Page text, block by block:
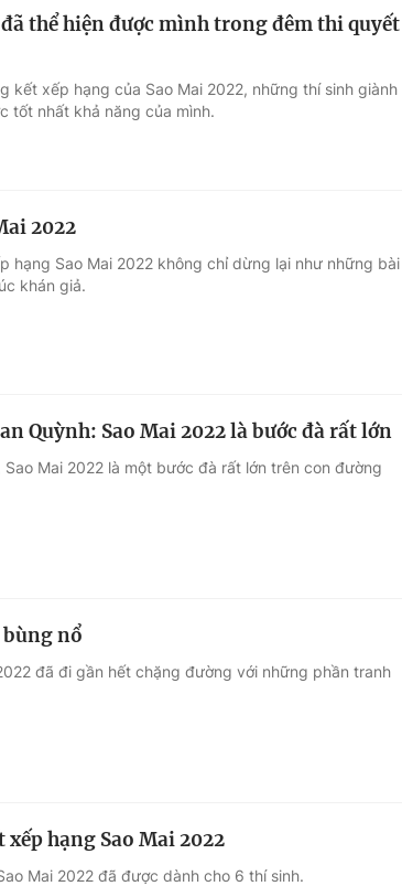
thể hiện được mình trong đêm thi quyết
kết xếp hạng của Sao Mai 2022, những thí sinh giành
tốt nhất khả năng của mình.
2022
hạng Sao Mai 2022 không chỉ dừng lại như những bài
khán giả.
Quỳnh: Sao Mai 2022 là bước đà rất lớn
Mai 2022 là một bước đà rất lớn trên con đường
bùng nổ
đã đi gần hết chặng đường với những phần tranh
hạng Sao Mai 2022
Mai 2022 đã được dành cho 6 thí sinh.